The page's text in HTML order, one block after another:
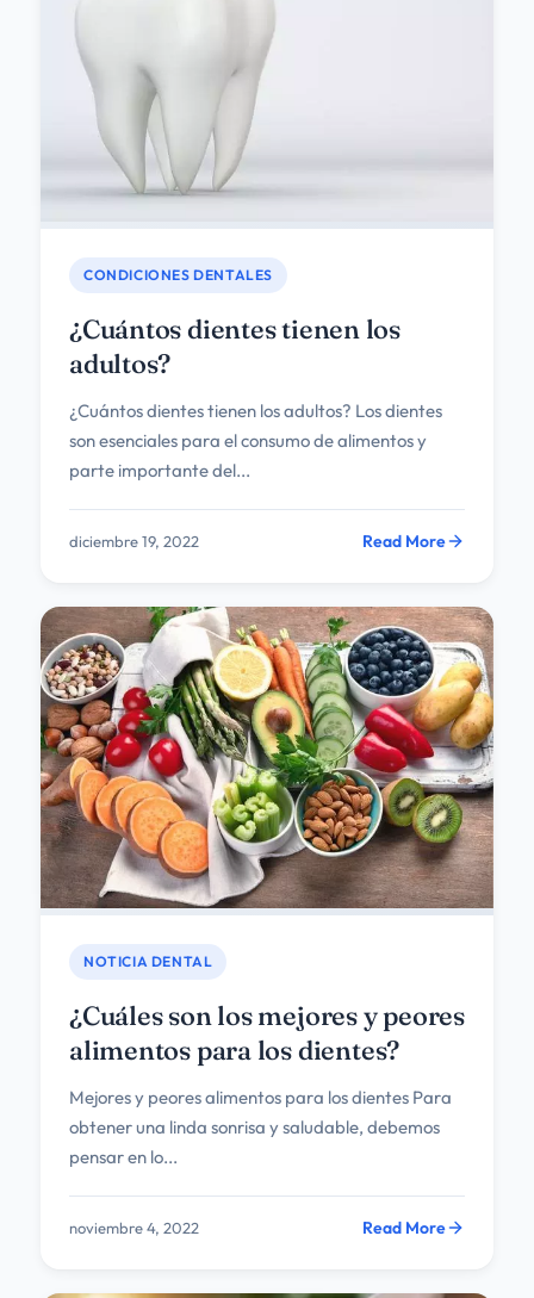
CONDICIONES DENTALES
¿Cuántos dientes tienen los
adultos?
¿Cuántos dientes tienen los adultos? Los dientes
son esenciales para el consumo de alimentos y
parte importante del...
diciembre 19, 2022 Read More
NOTICIA DENTAL
¿Cuáles son los mejores y peores
alimentos para los dientes?
Mejores y peores alimentos para los dientes Para
obtener una linda sonrisa y saludable, debemos
pensar en lo...
noviembre 4, 2022 Read More